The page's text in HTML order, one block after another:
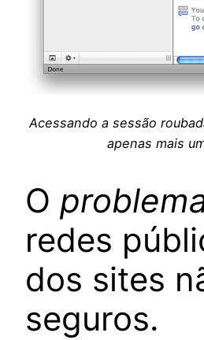
Acessando a sessão
apenas mais
O
redes
dos sites
seguros.